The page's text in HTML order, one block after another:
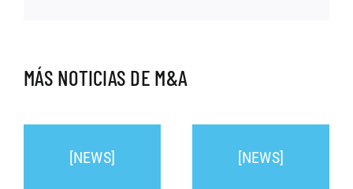
MÁS NOTICIAS DE M&A
[NEWS] [NEWS]